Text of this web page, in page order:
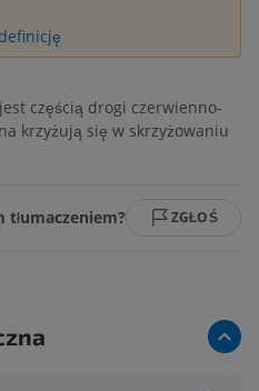
jest częścią drogi czerwienno-
krzyżują się w skrzyżowaniu
ZGŁOŚ